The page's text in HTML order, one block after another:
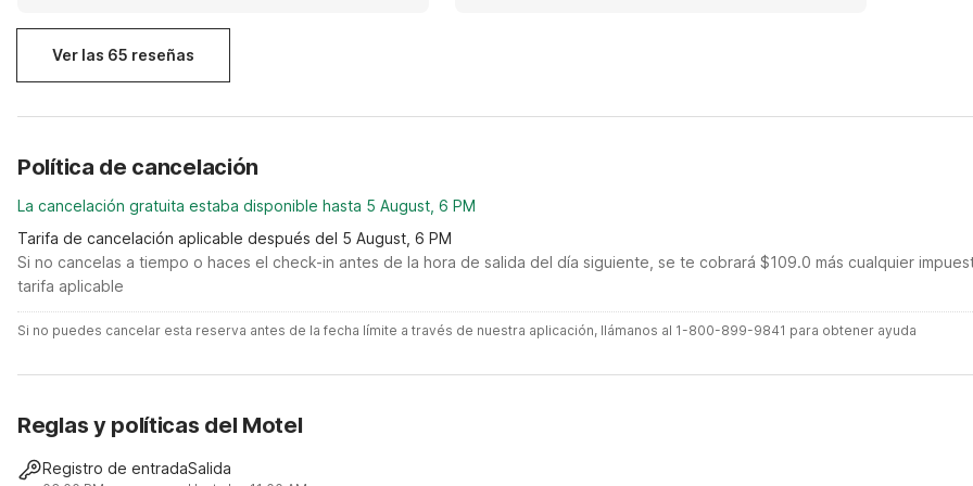
Ver las 65 reseñas
Política de cancelación
La cancelación gratuita estaba disponible hasta 5 August, 6 PM
Tarifa de cancelación aplicable después del 5 August, 6 PM
Si no cancelas a tiempo o haces el check-in antes de la hora de salida del día siguiente, se te cobrará $109.0 más cualquier
tarifa aplicable
Si no puedes cancelar esta reserva antes de la fecha límite a través de nuestra aplicación, llámanos al 1-800-899-9841 para obtener ayuda
Reglas y políticas del Motel
Registro de entradaSalida